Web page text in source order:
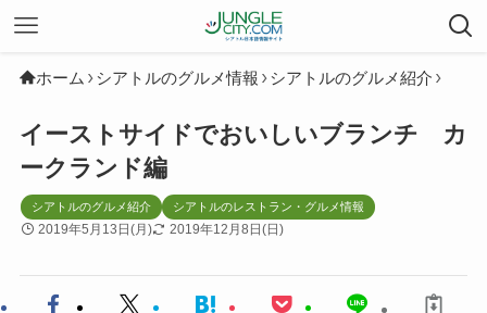
ホーム シアトルのグルメ情報 シアトルのグルメ紹介
イーストサイドでおいしいブランチ カ
ークランド編
シアトルのグルメ紹介 シアトルのレストラン・グルメ情報
2019年5月13日(月) 2019年12月8日(日)